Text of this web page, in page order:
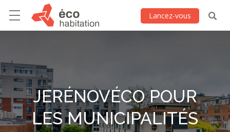
Lancez-vous
JERÉNOVÉCO POUR
LES MUNICIPALITÉS